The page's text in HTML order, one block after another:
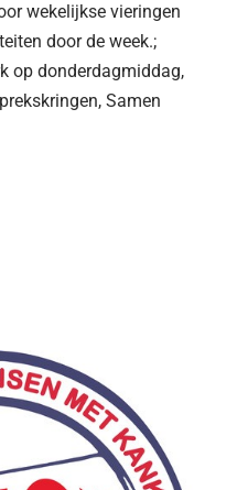
wekelijkse vieringen
door de week.;
op donderdagmiddag,
Samen